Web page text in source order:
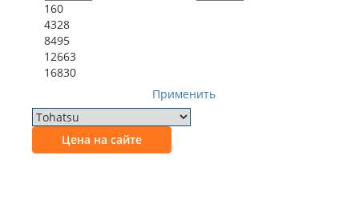
160
4328
8495
12663
16830
Применить
Цена на сайте